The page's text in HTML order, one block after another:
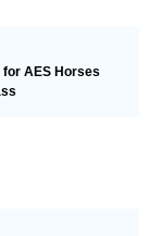
AES Horses